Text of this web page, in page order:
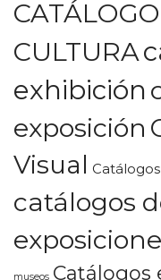
CULTURA
exhibición
exposición
Visual
catálogos
museos Catálogos